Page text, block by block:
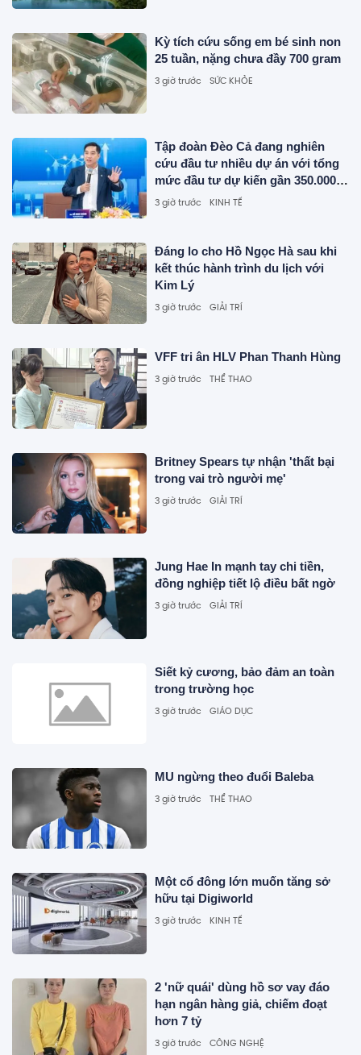
Kỳ tích cứu sống em bé sinh non
25 tuần, nặng chưa đầy 700 gram
3 giờ trước SỨC KHỎE
Tập đoàn Đèo Cả đang nghiên
cứu đầu tư nhiều dự án với tổng
mức đầu tư dự kiến gần 350.000
tỷ đồng
3 giờ trước KINH TẾ
Đáng lo cho Hồ Ngọc Hà sau khi
kết thúc hành trình du lịch với
Kim Lý
3 giờ trước GIẢI TRÍ
VFF tri ân HLV Phan Thanh Hùng
3 giờ trước THỂ THAO
Britney Spears tự nhận 'thất bại
trong vai trò người mẹ'
3 giờ trước GIẢI TRÍ
Jung Hae In mạnh tay chi tiền,
đồng nghiệp tiết lộ điều bất ngờ
3 giờ trước GIẢI TRÍ
Siết kỷ cương, bảo đảm an toàn
trong trường học
3 giờ trước GIÁO DỤC
MU ngừng theo đuổi Baleba
3 giờ trước THỂ THAO
Một cổ đông lớn muốn tăng sở
hữu tại Digiworld
3 giờ trước KINH TẾ
2 'nữ quái' dùng hồ sơ vay đáo
hạn ngân hàng giả, chiếm đoạt
hơn 7 tỷ
3 giờ trước CÔNG NGHỆ